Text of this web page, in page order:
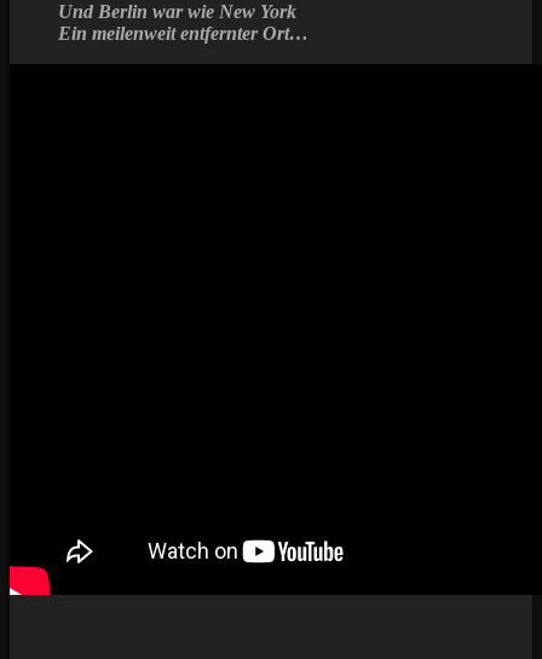
Und Berlin war wie New York
Ein meilenweit entfernter Ort…